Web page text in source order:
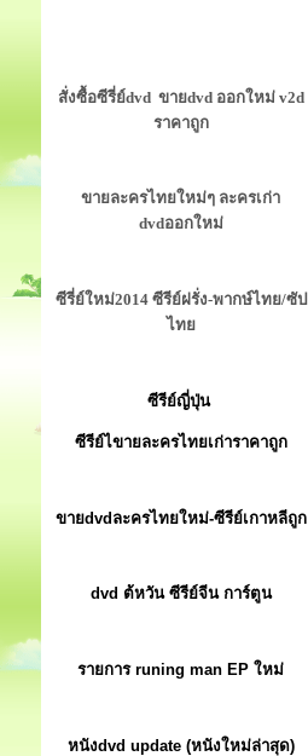
สั่งซื้อซีรี่ย์dvd ขายdvd ออกใหม่ v2d
ราคาถูก
ขายละครไทยใหม่ๆ ละครเก่า
dvdออกใหม่
ซีรี่ย์ใหม่2014 ซีรีย์ฝรั่ง-พากษ์ไทย/ซัป
ไทย
ซีรีย์ญี่ปุ่น
ซีรีย์ไขายละครไทยเก่าราคาถูก
ขายdvdละครไทยใหม่-ซีรีย์เกาหลีถูก
dvd ต้หวัน ซีรีย์จีน การ์ตูน
รายการ runing man EP ใหม่
หนังdvd update (หนังใหม่ล่าสุด)